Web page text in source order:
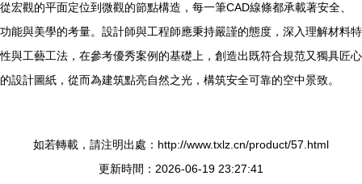
從宏觀的平面定位到微觀的節點構造，每一筆CAD線條都承載著安全、
功能與美學的考量。設計師與工程師應秉持嚴謹的態度，深入理解材料特
性與工藝工法，在參考優秀案例的基礎上，創造出既符合規范又獨具匠心
的設計圖紙，從而為建筑點亮自然之光，構筑安全可靠的空中景致。
如若轉載，請注明出處：http://www.txlz.cn/product/57.html
更新時間：2026-06-19 23:27:41